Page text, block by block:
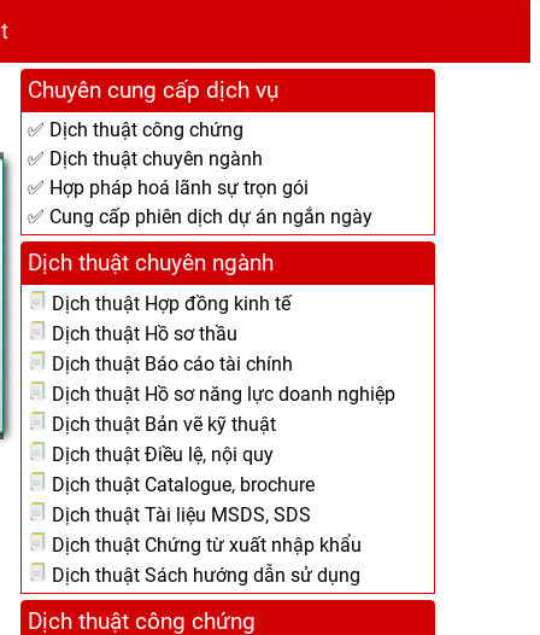
Chuyên cung cấp dịch vụ
✅ Dịch thuật công chứng
✅ Dịch thuật chuyên ngành
✅ Hợp pháp hoá lãnh sự trọn gói
✅ Cung cấp phiên dịch dự án ngắn ngày
Dịch thuật chuyên ngành
Dịch thuật Hợp đồng kinh tế
Dịch thuật Hồ sơ thầu
Dịch thuật Báo cáo tài chính
Dịch thuật Hồ sơ năng lực doanh nghiệp
Dịch thuật Bản vẽ kỹ thuật
Dịch thuật Điều lệ, nội quy
Dịch thuật Catalogue, brochure
Dịch thuật Tài liệu MSDS, SDS
Dịch thuật Chứng từ xuất nhập khẩu
Dịch thuật Sách hướng dẫn sử dụng
Dịch thuật công chứng